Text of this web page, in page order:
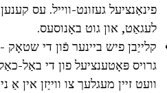
פינאַנציעל געזונט-ווייל. עס
לעגאַט, און גוט באָנוסעס.
קלייַבן פיש ביינער פֿון די שטאָק
גרויס פּאָטענציעל פון די באַל-
וועט זיין מעגלעך צו ווייַזן אין אַ